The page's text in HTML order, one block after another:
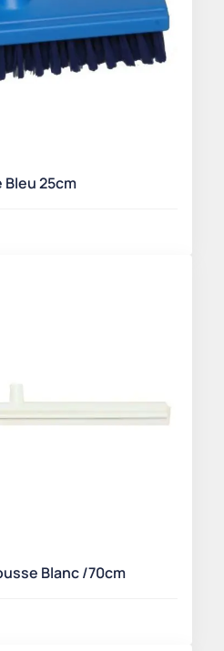
25cm
Blanc /70cm